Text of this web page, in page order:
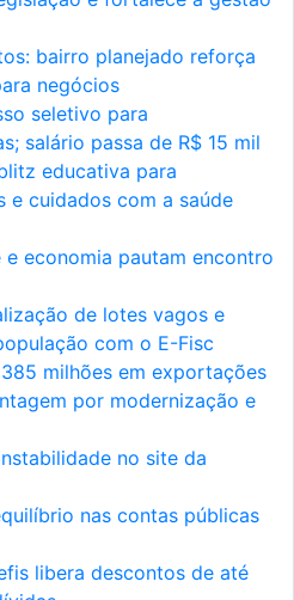
bairro planejado reforça
negócios
seletivo para
salário passa de R$ 15 mil
educativa para
e cuidados com a saúde
e economia pautam encontro
de lotes vagos e
com o E-Fisc
milhões em exportações
por modernização e
no site da
nas contas públicas
libera descontos de até